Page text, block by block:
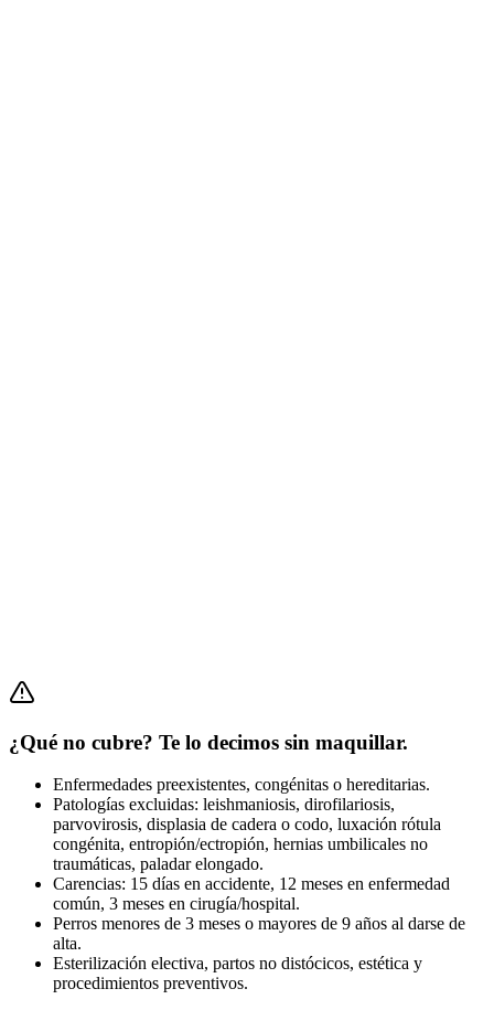
¿Qué no cubre? Te lo decimos sin maquillar.
Enfermedades preexistentes, congénitas o hereditarias.
Patologías excluidas: leishmaniosis, dirofilariosis,
parvovirosis, displasia de cadera o codo, luxación rótula
congénita, entropión/ectropión, hernias umbilicales no
traumáticas, paladar elongado.
Carencias: 15 días en accidente, 12 meses en enfermedad
común, 3 meses en cirugía/hospital.
Perros menores de 3 meses o mayores de 9 años al darse de
alta.
Esterilización electiva, partos no distócicos, estética y
procedimientos preventivos.